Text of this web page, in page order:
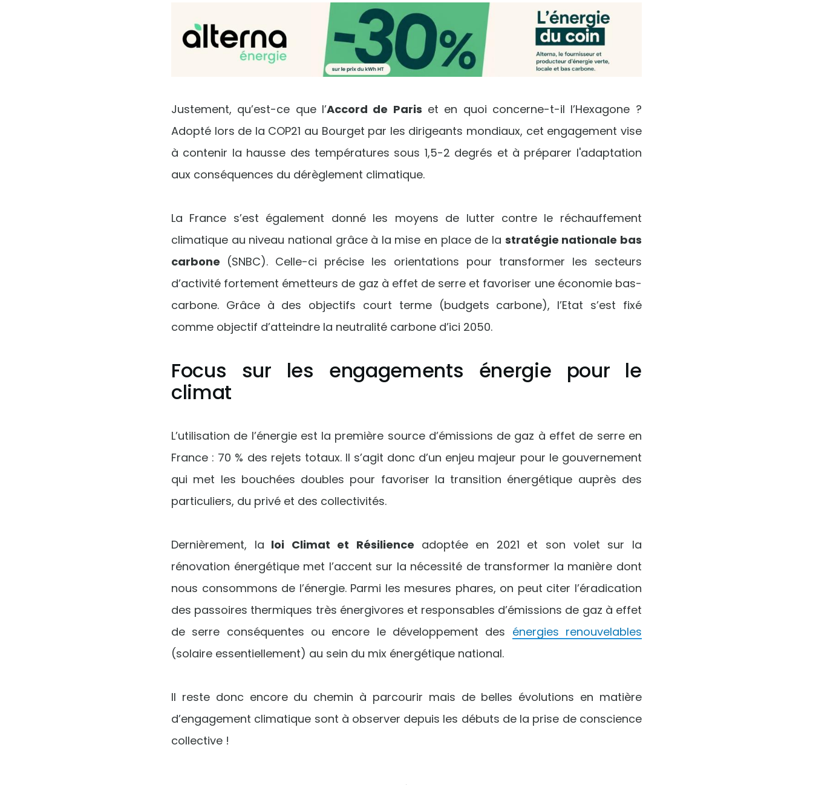
Justement, qu’est-ce que l’Accord de Paris et en quoi concerne-t-il l’Hexagone ?
Adopté lors de la COP21 au Bourget par les dirigeants mondiaux, cet engagement vise
à contenir la hausse des températures sous 1,5-2 degrés et à préparer l'adaptation
aux conséquences du dérèglement climatique.
La France s’est également donné les moyens de lutter contre le réchauffement
climatique au niveau national grâce à la mise en place de la stratégie nationale bas
carbone (SNBC). Celle-ci précise les orientations pour transformer les secteurs
d’activité fortement émetteurs de gaz à effet de serre et favoriser une économie bas-
carbone. Grâce à des objectifs court terme (budgets carbone), l’Etat s’est fixé
comme objectif d’atteindre la neutralité carbone d’ici 2050.
Focus sur les engagements énergie pour le
climat
L’utilisation de l’énergie est la première source d’émissions de gaz à effet de serre en
France : 70 % des rejets totaux. Il s’agit donc d’un enjeu majeur pour le gouvernement
qui met les bouchées doubles pour favoriser la transition énergétique auprès des
particuliers, du privé et des collectivités.
Dernièrement, la loi Climat et Résilience adoptée en 2021 et son volet sur la
rénovation énergétique met l’accent sur la nécessité de transformer la manière dont
nous consommons de l’énergie. Parmi les mesures phares, on peut citer l’éradication
des passoires thermiques très énergivores et responsables d’émissions de gaz à effet
de serre conséquentes ou encore le développement des énergies renouvelables
(solaire essentiellement) au sein du mix énergétique national.
Il reste donc encore du chemin à parcourir mais de belles évolutions en matière
d’engagement climatique sont à observer depuis les débuts de la prise de conscience
collective !